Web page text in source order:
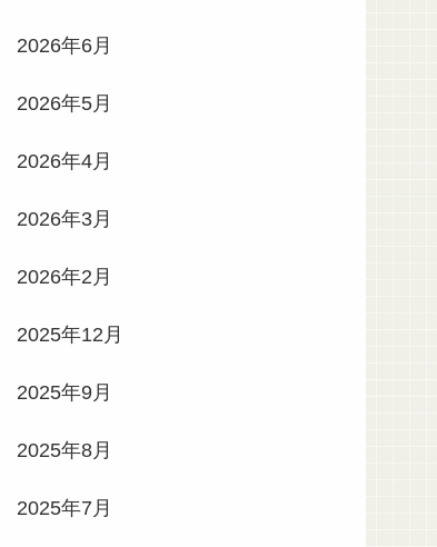
2026年6月
2026年5月
2026年4月
2026年3月
2026年2月
2025年12月
2025年9月
2025年8月
2025年7月